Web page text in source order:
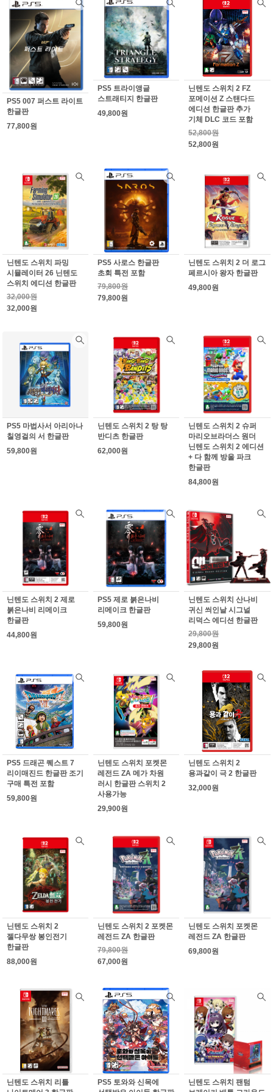
PS5 007 퍼스트 라이트
한글판
77,800원
PS5 트라이앵글
스트래티지 한글판
49,800원
닌텐도 스위치 2 FZ
포메이션 Z 스탠다드
에디션 한글판 추가
기체 DLC 코드 포함
52,800원
52,800원
닌텐도 스위치 파밍
시뮬레이터 26 닌텐도
스위치 에디션 한글판
32,000원
32,000원
PS5 사로스 한글판
초회 특전 포함
79,800원
79,800원
닌텐도 스위치 2 더 로그
페르시아 왕자 한글판
49,800원
PS5 마법사서 아리아나
칠영걸의 서 한글판
59,800원
닌텐도 스위치 2 탕 탕
반디츠 한글판
62,000원
닌텐도 스위치 2 슈퍼
마리오브라더스 원더
닌텐도 스위치 2 에디션
+ 다 함께 방울 파크
한글판
84,800원
닌텐도 스위치 2 제로
붉은나비 리메이크
한글판
44,800원
PS5 제로 붉은나비
리메이크 한글판
59,800원
닌텐도 스위치 산나비
귀신 씌인날 시그널
리덕스 에디션 한글판
29,800원
29,800원
PS5 드래곤 퀘스트 7
리이매진드 한글판 조기
구매 특전 포함
59,800원
닌텐도 스위치 포켓몬
레전드 ZA 메가 차원
러시 한글판 스위치 2
사용가능
29,900원
닌텐도 스위치 2
용과같이 극 2 한글판
32,000원
닌텐도 스위치 2
젤다무쌍 봉인전기
한글판
88,000원
닌텐도 스위치 2 포켓몬
레전드 ZA 한글판
79,800원
67,000원
닌텐도 스위치 포켓몬
레전드 ZA 한글판
69,800원
닌텐도 스위치 리틀
PS5 토와와 신목에
닌텐도 스위치 팬텀